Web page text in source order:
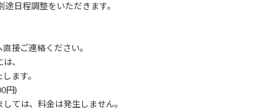
日程調整をいただきます。
接ご連絡ください。
、
ます。
円)
ては、料金は発生しません。